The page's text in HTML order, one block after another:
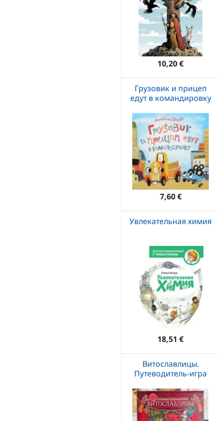
10,20 €
Грузовик и прицеп
едут в командировку
7,60 €
Увлекательная химия
18,51 €
Витославлицы.
Путеводитель-игра